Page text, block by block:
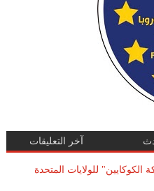
آخر التعليقات
للولايات المتحدة